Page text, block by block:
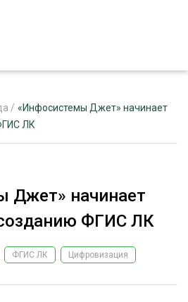
/ «Инфосистемы Джет» начинает
ЛК
Джет» начинает
ФГИС ЛК
ФГИС ЛК Цифровизация